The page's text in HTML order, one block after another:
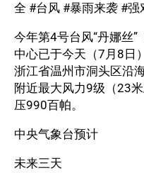
全 #台风 #暴雨来袭 #强
今年第4号台风“丹娜丝”
中心已于今天（7月8日
浙江省温州市洞头区沿
附近最大风力9级（23
压990百帕。
中央气象台预计
未来三天